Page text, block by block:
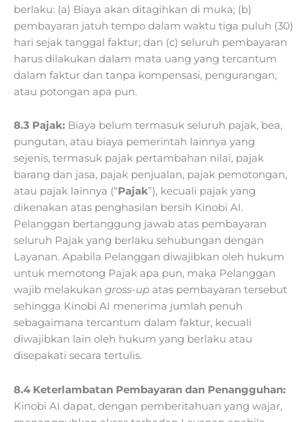
berlaku: (a) Biaya akan ditagihkan di muka; (b)
pembayaran jatuh tempo dalam waktu tiga puluh (30)
hari sejak tanggal faktur; dan (c) seluruh pembayaran
harus dilakukan dalam mata uang yang tercantum
dalam faktur dan tanpa kompensasi, pengurangan,
atau potongan apa pun.
8.3 Pajak: Biaya belum termasuk seluruh pajak, bea,
pungutan, atau biaya pemerintah lainnya yang
sejenis, termasuk pajak pertambahan nilai, pajak
barang dan jasa, pajak penjualan, pajak pemotongan,
atau pajak lainnya (“Pajak”), kecuali pajak yang
dikenakan atas penghasilan bersih Kinobi AI.
Pelanggan bertanggung jawab atas pembayaran
seluruh Pajak yang berlaku sehubungan dengan
Layanan. Apabila Pelanggan diwajibkan oleh hukum
untuk memotong Pajak apa pun, maka Pelanggan
wajib melakukan gross-up atas pembayaran tersebut
sehingga Kinobi AI menerima jumlah penuh
sebagaimana tercantum dalam faktur, kecuali
diwajibkan lain oleh hukum yang berlaku atau
disepakati secara tertulis.
8.4 Keterlambatan Pembayaran dan Penangguhan:
Kinobi AI dapat, dengan pemberitahuan yang wajar,